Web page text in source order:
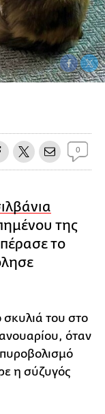
0
της
το
σκυλιά του στο
όταν
η σύζυγός